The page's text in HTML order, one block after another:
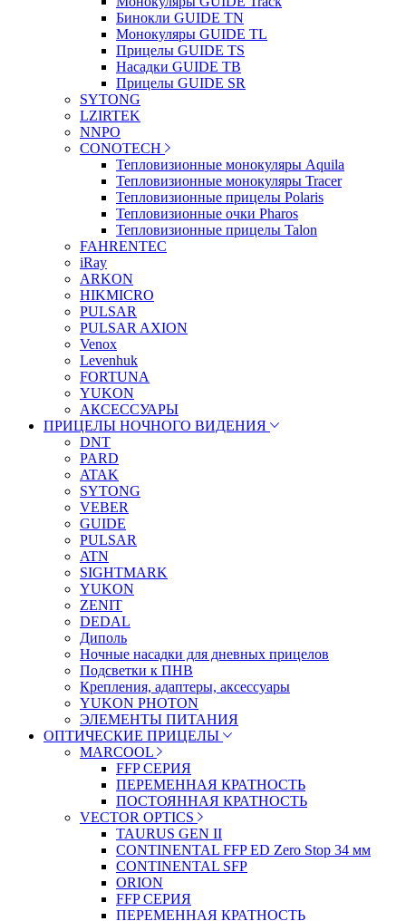
Бинокли GUIDE TN
Монокуляры GUIDE TL
Прицелы GUIDE TS
Насадки GUIDE TB
Прицелы GUIDE SR
SYTONG
LZIRTEK
NNPO
CONOTECH
Тепловизионные монокуляры Aquila
Тепловизионные монокуляры Tracer
Тепловизионные прицелы Polaris
Тепловизионные очки Pharos
Тепловизионные прицелы Talon
FAHRENTEC
iRay
ARKON
HIKMICRO
PULSAR
PULSAR AXION
Venox
Levenhuk
FORTUNA
YUKON
АКСЕССУАРЫ
ПРИЦЕЛЫ НОЧНОГО ВИДЕНИЯ
DNT
PARD
ATAK
SYTONG
VEBER
GUIDE
PULSAR
ATN
SIGHTMARK
YUKON
ZENIT
DEDAL
Диполь
Ночные насадки для дневных прицелов
Подсветки к ПНВ
Крепления, адаптеры, аксессуары
YUKON PHOTON
ЭЛЕМЕНТЫ ПИТАНИЯ
ОПТИЧЕСКИЕ ПРИЦЕЛЫ
MARCOOL
FFP СЕРИЯ
ПЕРЕМЕННАЯ КРАТНОСТЬ
ПОСТОЯННАЯ КРАТНОСТЬ
VECTOR OPTICS
TAURUS GEN II
CONTINENTAL FFP ED Zero Stop 34 мм
CONTINENTAL SFP
ORION
FFP СЕРИЯ
ПЕРЕМЕННАЯ КРАТНОСТЬ